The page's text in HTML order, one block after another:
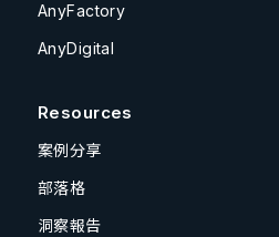
AnyFactory
AnyDigital
Resources
案例分享
部落格
洞察報告